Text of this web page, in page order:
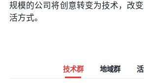
规模的公司将创意转变为技术，改
活方式。
技术群 地域群